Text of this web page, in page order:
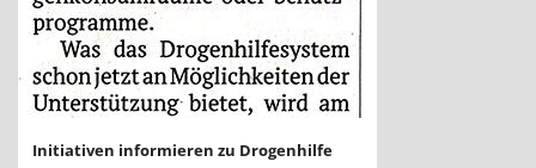
Initiativen informieren zu Drogenhilfe